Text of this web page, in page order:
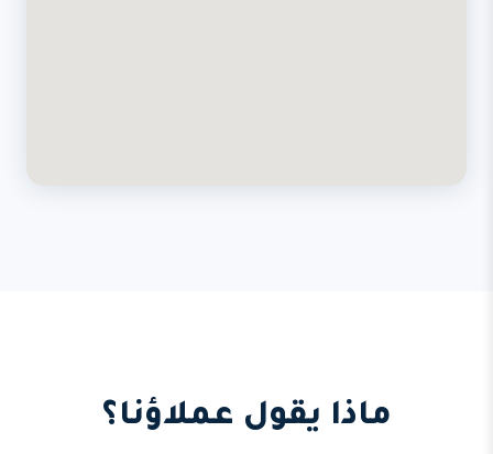
ماذا يقول عملاؤنا؟